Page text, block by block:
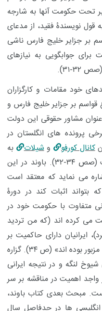
تحت حکومت آنها به شارجه
نویسندۀ فقید، از مدعای
بر جزایر خلیج فارس ناشی
جوابگویی به نیازهای
۳۱).
خود مقامات و کارگزاران
بر جزایر خلیج فارس و
مشاور حقوقی این دولت
پرونده های انگلستان در
کانال کورفو وشیلات
به
عنوان کارگزار بریتانیا شرکت داشت (صص ۳۴-۳۲). باوند در این
می نماید که معتقد است
بتواند اثبات کند در دورۀ
متفاوت با حکومت خود در
می کرده اند (که من تردید
ایرانیان دارای حاکمیت بر
جزایر تنب و ابوموسی در سال های مزبور بوده اند» (ص ۳۴). گزاره
لنگه و در نتیجه ایرانی
اهمیت در مناقشه بر سر
مبحث بعدی کتاب باوند،
انگلیسی ها در حدفاصل سال